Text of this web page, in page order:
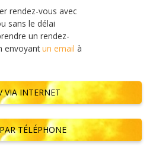
rendez-vous avec
sans le délai
un rendez-
envoyantun email à
VIA INTERNET
TÉLÉPHONE